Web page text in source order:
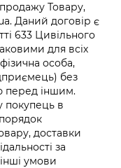
Товару,
Даний договір є
633 Цивільного
для всіх
особа,
без
перед іншим.
покупець в
доставки
за
умови